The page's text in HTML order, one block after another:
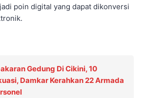
poin digital yang dapat dikonversi
Gedung Di Cikini, 10
Damkar Kerahkan 22 Armada